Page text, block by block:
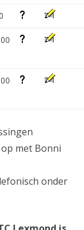
met Bonni
onder